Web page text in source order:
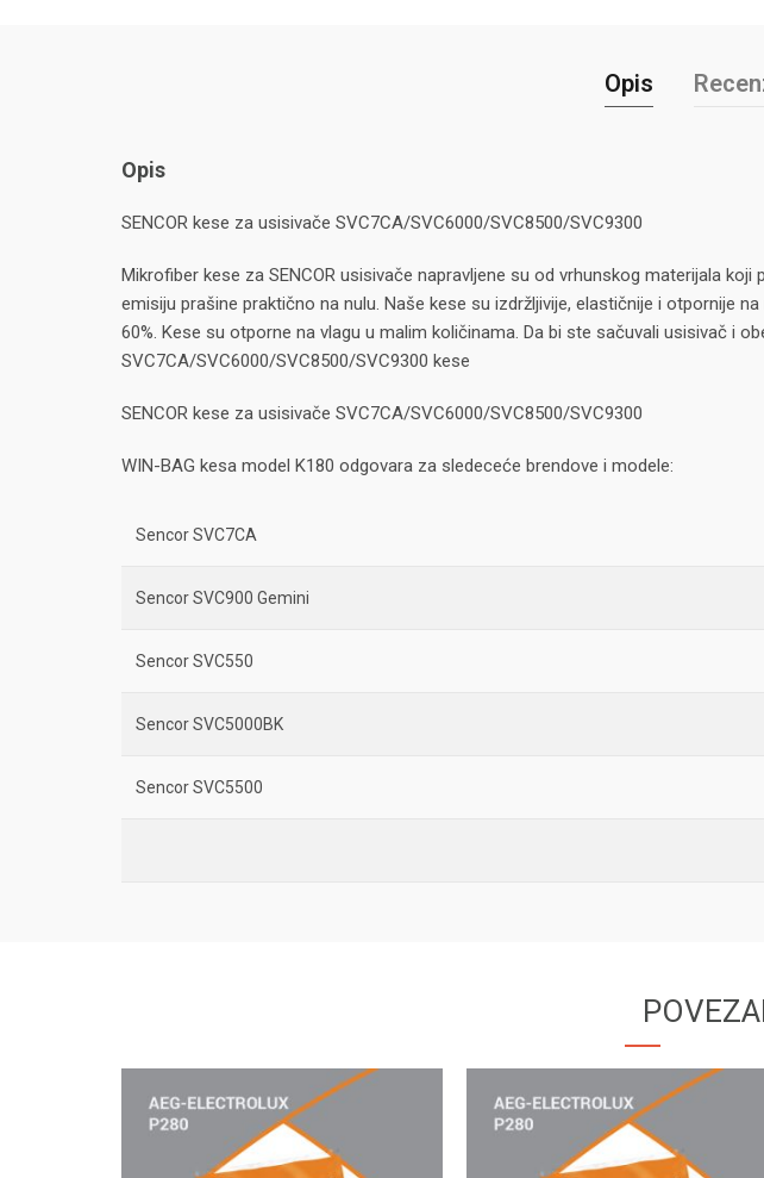
Opis
Opis
SENCOR kese za usisivače SVC7CA/SVC6000/SVC8500/SVC9300
Mikrofiber kese za SENCOR usisivače napravljene su od vrhunskog materijala
emisiju prašine praktično na nulu. Naše kese su izdržljivije, elastičnije i otpornije
60%. Kese su otporne na vlagu u malim količinama. Da bi ste sačuvali usisivač i
SVC7CA/SVC6000/SVC8500/SVC9300 kese
SENCOR kese za usisivače SVC7CA/SVC6000/SVC8500/SVC9300
WIN-BAG kesa model K180 odgovara za sledeceće brendove i modele:
Sencor SVC7CA
Sencor SVC900 Gemini
Sencor SVC550
Sencor SVC5000BK
Sencor SVC5500